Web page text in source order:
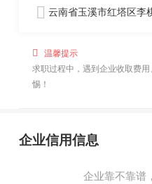
云南省玉溪市红塔区李
温馨提示
求职过程中，遇到企业收取费
惕！
企业信用信息
企业靠不靠谱